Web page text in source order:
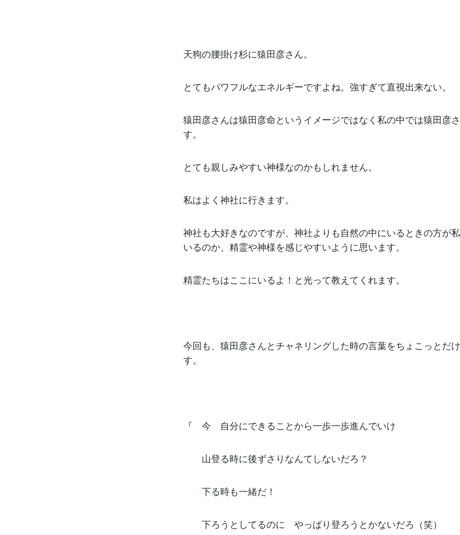
天狗の腰掛け杉に猿田彦さん。
とてもパワフルなエネルギーですよね。強すぎて直視出来ない。
猿田彦さんは猿田彦命というイメージではなく私の中では猿田彦
す。
とても親しみやすい神様なのかもしれません。
私はよく神社に行きます。
神社も大好きなのですが、神社よりも自然の中にいるときの方が
いるのか、精霊や神様を感じやすいように思います。
精霊たちはここにいるよ！と光って教えてくれます。
今回も、猿田彦さんとチャネリングした時の言葉をちょこっとだ
す。
『 今 自分にできることから一歩一歩進んでいけ
山登る時に後ずさりなんてしないだろ？
下る時も一緒だ！
下ろうとしてるのに やっぱり登ろうとかないだろ（笑）